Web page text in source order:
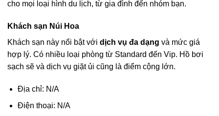
cho mọi loại hình du lịch, từ gia đình đến nhóm bạn.
Khách sạn Núi Hoa
Khách sạn này nổi bật với dịch vụ đa dạng và mức giá
hợp lý. Có nhiều loại phòng từ Standard đến Vip. Hồ bơi
sạch sẽ và dịch vụ giặt ủi cũng là điểm cộng lớn.
Địa chỉ: N/A
Điện thoại: N/A